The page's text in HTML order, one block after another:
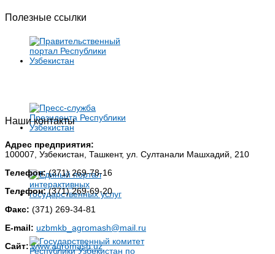
Полезные ссылки
Наши контакты
Адрес предприятия:
100007, Узбекистан, Ташкент, ул. Султанали Машхадий, 210
Телефон:(371) 269-78-16
Телефон:(371) 269-69-20
Факс: (371) 269-34-81
E-mail: uzbmkb_agromash@mail.ru
Сайт: www.agromash.uz